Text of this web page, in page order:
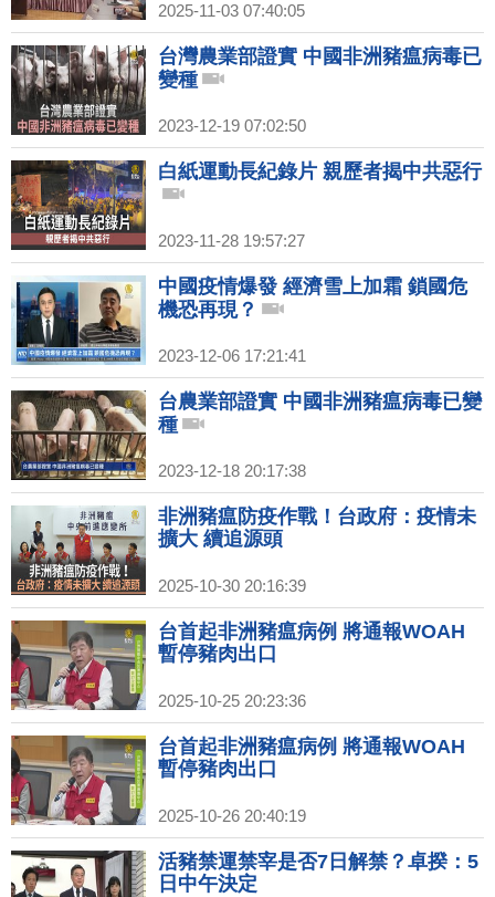
2025-11-03 07:40:05
台灣農業部證實 中國非洲豬瘟病毒已
變種
2023-12-19 07:02:50
白紙運動長紀錄片 親歷者揭中共惡行
2023-11-28 19:57:27
中國疫情爆發 經濟雪上加霜 鎖國危
機恐再現？
2023-12-06 17:21:41
台農業部證實 中國非洲豬瘟病毒已變
種
2023-12-18 20:17:38
非洲豬瘟防疫作戰！台政府：疫情未
擴大 續追源頭
2025-10-30 20:16:39
台首起非洲豬瘟病例 將通報WOAH
暫停豬肉出口
2025-10-25 20:23:36
台首起非洲豬瘟病例 將通報WOAH
暫停豬肉出口
2025-10-26 20:40:19
活豬禁運禁宰是否7日解禁？卓揆：5
日中午決定